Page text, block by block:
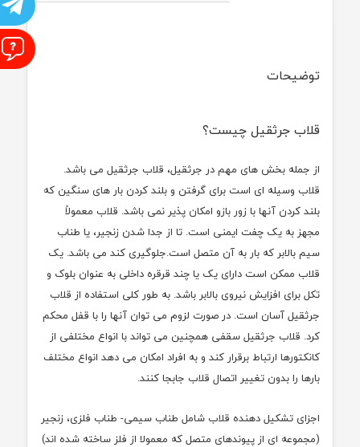
توضیحات
قلاب جرثقیل چیست؟
از جمله بخش های مهم در جرثقیل، قلاب جرثقیل می باشد.
قلاب وسیله ای است برای گرفتن و بلند کردن بار های سنگین که
بلند کردن آنها با زور بازو امکان پذیر نمی باشد. قلاب معمولاً
مجهز به یک چفت ایمنی است. تا از جدا شدن زنجیر، یا طناب
سیم بالابر که بار به آن متصل است.جلوگیری کند می باشد. یک
قلاب ممکن است دارای یک یا چند قرقره داخلی به عنوان بلوک و
تکل برای افزایش نیروی بالابر باشد. به طور کلی استفاده از قلاب
جرثقیل آسان است. در صورت لزوم می توان آنها را با قفل محکم
کرد. قلاب جرثقیل سقفی همچنین می تواند با انواع مختلفی از
کانکتورها ارتباط برقرار کند و به افراد امکان می دهد انواع مختلف
بارها را بدون تغییر اتصال قلاب جابجا کنند.
اجزای تشکیل دهنده قلاب شامل طناب سیمی- طناب فلزی، زنجیر
(مجموعه ای از پیوندهای متصل که معمولا از فلز ساخته شده اند)